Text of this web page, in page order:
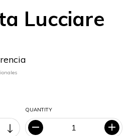
Lucciare
QUANTITY